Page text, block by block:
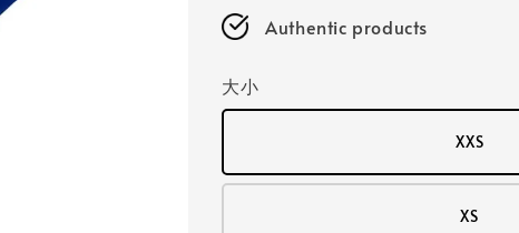
Authentic products
大小
XXS
XS